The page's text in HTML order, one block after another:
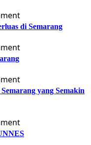
di Semarang
yang Semakin